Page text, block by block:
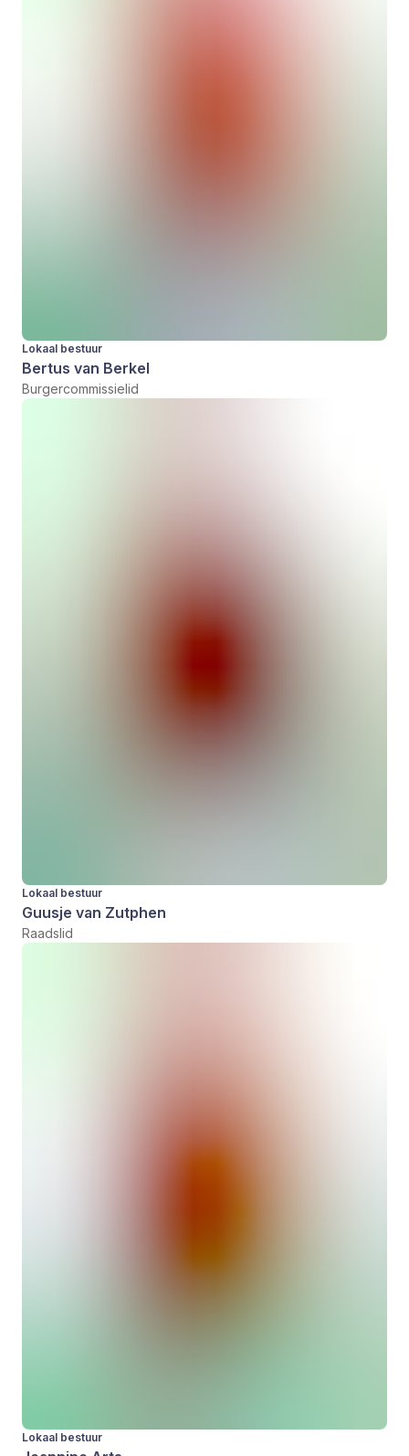
Lokaal bestuur
Bertus van Berkel
Burgercommissielid
Lokaal bestuur
Guusje van Zutphen
Raadslid
Lokaal bestuur